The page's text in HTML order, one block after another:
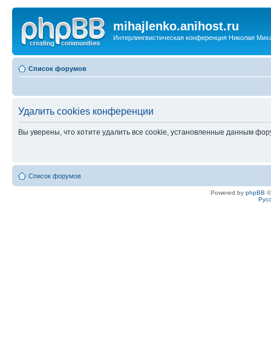
mihajlenko.anihost.ru
Интерлингвистическая конференция Николая
Список форумов
Удалить cookies конференции
Вы уверены, что хотите удалить все cookie, установленные данным
Список форумов
Powered by phpBB